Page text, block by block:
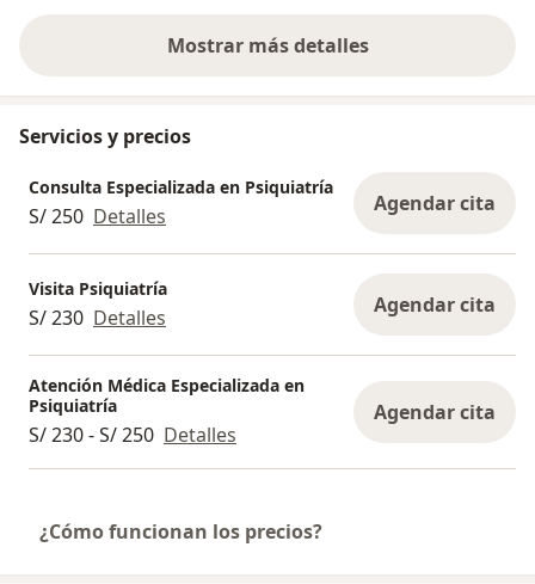
Mostrar más detalles
sobre la experiencia
Servicios y precios
Consulta Especializada en Psiquiatría
S/ 250 Detalles Agendar cita
Visita Psiquiatría
S/ 230 Detalles Agendar cita
Atención Médica Especializada en
Psiquiatría
S/ 230 - S/ 250 Detalles
Agendar cita
¿Cómo funcionan los precios?